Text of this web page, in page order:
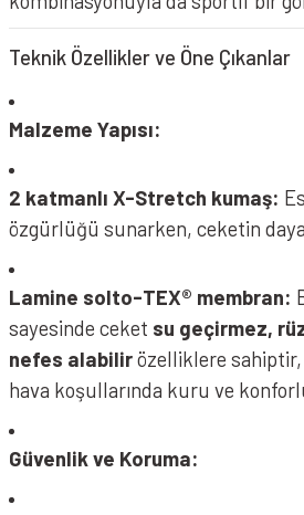
Teknik Özellikler ve Öne Çıkanlar
Malzeme Yapısı:
2 katmanlı X-Stretch kumaş:
özgürlüğü sunarken, ceketin
Lamine solto-TEX® membran:
sayesinde ceket su geçirmez,
nefes alabilirözelliklere
hava koşullarında kuru ve
Güvenlik ve Koruma: